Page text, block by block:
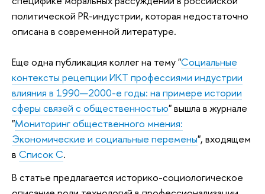
политической PR-индустрии, которая недостаточно
описана в современной литературе.
Еще одна публикация коллег на тему "Социальные
контексты рецепции ИКТ профессиями индустрии
влияния в 1990—2000-е годы: на примере истории
сферы связей с общественностью" вышла в журнале
"Мониторинг общественного мнения:
Экономические и социальные перемены", входящем
в Список C.
В статье предлагается историко-социологическое